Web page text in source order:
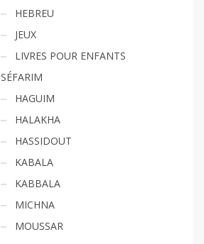
HEBREU
JEUX
LIVRES POUR ENFANTS
SÉFARIM
HAGUIM
HALAKHA
HASSIDOUT
KABALA
KABBALA
MICHNA
MOUSSAR